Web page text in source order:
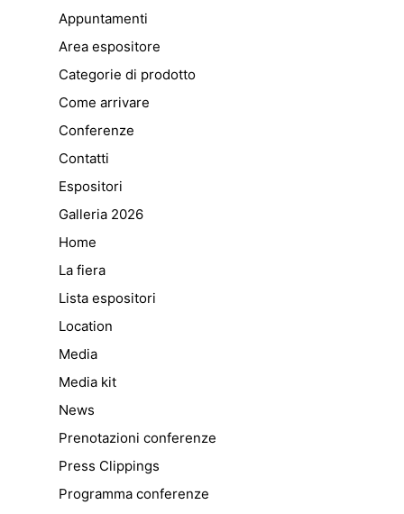
Appuntamenti
Area espositore
Categorie di prodotto
Come arrivare
Conferenze
Contatti
Espositori
Galleria 2026
Home
La fiera
Lista espositori
Location
Media
Media kit
News
Prenotazioni conferenze
Press Clippings
Programma conferenze